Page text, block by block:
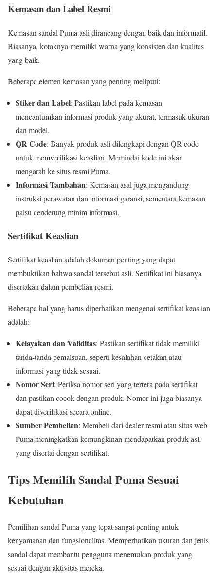
Kemasan dan Label Resmi
Kemasan sandal Puma asli dirancang dengan baik dan informatif.
Biasanya, kotaknya memiliki warna yang konsisten dan kualitas
yang baik.
Beberapa elemen kemasan yang penting meliputi:
Stiker dan Label: Pastikan label pada kemasan
mencantumkan informasi produk yang akurat, termasuk ukuran
dan model.
QR Code: Banyak produk asli dilengkapi dengan QR code
untuk memverifikasi keaslian. Memindai kode ini akan
mengarah ke situs resmi Puma.
Informasi Tambahan: Kemasan asal juga mengandung
instruksi perawatan dan informasi garansi, sementara kemasan
palsu cenderung minim informasi.
Sertifikat Keaslian
Sertifikat keaslian adalah dokumen penting yang dapat
membuktikan bahwa sandal tersebut asli. Sertifikat ini biasanya
disertakan dalam pembelian resmi.
Beberapa hal yang harus diperhatikan mengenai sertifikat keaslian
adalah:
Kelayakan dan Validitas: Pastikan sertifikat tidak memiliki
tanda-tanda pemalsuan, seperti kesalahan cetakan atau
informasi yang tidak sesuai.
Nomor Seri: Periksa nomor seri yang tertera pada sertifikat
dan pastikan cocok dengan produk. Nomor ini juga biasanya
dapat diverifikasi secara online.
Sumber Pembelian: Membeli dari dealer resmi atau situs web
Puma meningkatkan kemungkinan mendapatkan produk asli
yang disertai dengan sertifikat.
Tips Memilih Sandal Puma Sesuai
Kebutuhan
Pemilihan sandal Puma yang tepat sangat penting untuk
kenyamanan dan fungsionalitas. Memperhatikan ukuran dan jenis
sandal dapat membantu pengguna menemukan produk yang
sesuai dengan aktivitas mereka.